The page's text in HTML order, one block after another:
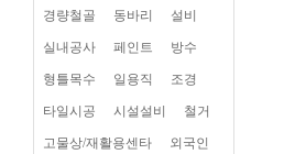
경량철골 동바리 설비
실내공사 페인트 방수
형틀목수 일용직 조경
타일시공 시설설비 철거
고물상/재활용센타 외국인